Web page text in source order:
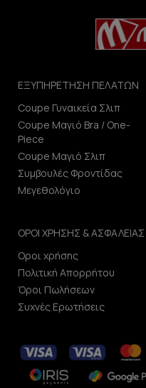
ΕΞΥΠΗΡΕΤΗΣΗ ΠΕΛΑΤΩΝ
Coupe Γυναικεία Σλιπ
Coupe Μαγιό Bra / One-
Piece
Coupe Μαγιό Σλιπ
Συμβουλές Φροντίδας
Μεγεθολόγιο
ΟΡΟΙ ΧΡΗΣΗΣ & ΑΣΦΑΛΕΙΑΣ
Οροι χρήσης
Πολιτική Απορρήτου
Όροι Πωλήσεων
Συχνές Ερωτήσεις